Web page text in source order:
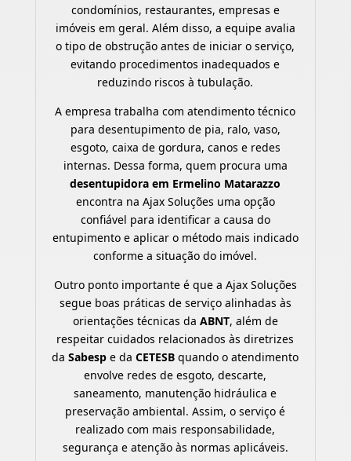
condomínios, restaurantes, empresas e
imóveis em geral. Além disso, a equipe avalia
o tipo de obstrução antes de iniciar o serviço,
evitando procedimentos inadequados e
reduzindo riscos à tubulação.
A empresa trabalha com atendimento técnico
para desentupimento de pia, ralo, vaso,
esgoto, caixa de gordura, canos e redes
internas. Dessa forma, quem procura uma
desentupidora em Ermelino Matarazzo
encontra na Ajax Soluções uma opção
confiável para identificar a causa do
entupimento e aplicar o método mais indicado
conforme a situação do imóvel.
Outro ponto importante é que a Ajax Soluções
segue boas práticas de serviço alinhadas às
orientações técnicas da ABNT, além de
respeitar cuidados relacionados às diretrizes
daSabesp e daCETESB quando o atendimento
envolve redes de esgoto, descarte,
saneamento, manutenção hidráulica e
preservação ambiental. Assim, o serviço é
realizado com mais responsabilidade,
segurança e atenção às normas aplicáveis.